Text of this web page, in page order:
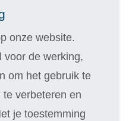
past
onze website.
voor de werking,
om het gebruik te
verbeteren en
je toestemming